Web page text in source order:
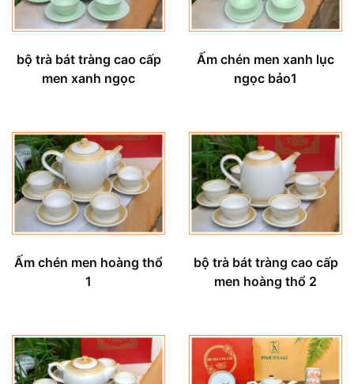
bộ trà bát tràng cao cấp
men xanh ngọc
Ấm chén men xanh lục
ngọc bảo1
Ấm chén men hoàng thổ
1
bộ trà bát tràng cao cấp
men hoàng thổ 2